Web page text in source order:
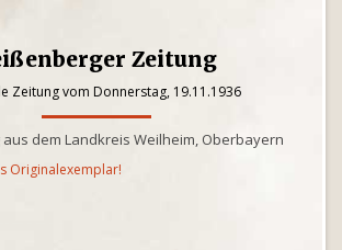
Zeitung
Zeitung vom Donnerstag, 19.11.1936
dem Landkreis Weilheim, Oberbayern
Originalexemplar!